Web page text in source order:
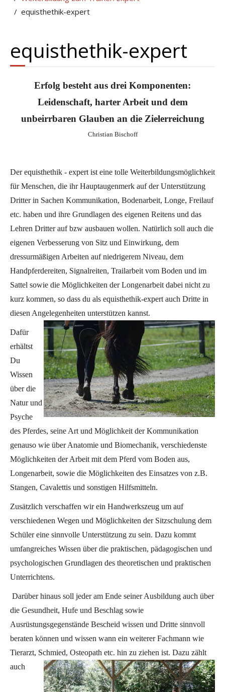
equisthethik-expert
equisthethik-expert
Erfolg besteht aus drei Komponenten:
Leidenschaft, harter Arbeit und dem
unbeirrbaren Glauben an die Zielerreichung
Christian Bischoff
Der equisthethik - expert ist eine tolle Weiterbildungsmöglichkeit
für Menschen, die ihr Hauptaugenmerk auf der Unterstützung
Dritter in Sachen Kommunikation, Bodenarbeit, Longe, Freilauf
etc. haben und ihre Grundlagen des eigenen Reitens und das
Lehren Dritter auf bzw ausbauen wollen. Natürlich soll auch die
eigenen Verbesserung von Sitz und Einwirkung, dem
dressurmäßigen Arbeiten auf niedrigerem Niveau, dem
Handpferdereiten, Signalreiten, Trailarbeit vom Boden und im
Sattel sowie die Möglichkeiten der Longenarbeit dabei nicht zu
kurz kommen, so dass du als equisthethik-expert auch Dritte in
diesen Angelegenheiten unterstützen kannst.
Dafür
erhältst
Du
Wissen
über die
Natur und
Psyche
des Pferdes, seine Art und Möglichkeit der Kommunikation
genauso wie über Anatomie und Biomechanik, verschiedenste
Möglichkeiten der Arbeit mit dem Pferd vom Boden aus,
Longenarbeit, sowie die Möglichkeiten des Einsatzes von z.B.
Stangen, Cavalettis und sonstigen Hilfsmitteln.
Zusätzlich verschaffen wir ein Handwerkszeug um auf
verschiedenen Wegen und Möglichkeiten der Sitzschulung dem
Schüler eine sinnvolle Unterstützung zu sein. Dazu kommt
umfangreiches Wissen über die praktischen, pädagogischen und
psychologischen Grundlagen des theoretischen und praktischen
Unterrichtens.
Darüber hinaus soll jeder am Ende seiner Ausbildung auch über
die Gesundheit, Hufe und Beschlag sowie
Ausrüstungsgegenstände Bescheid wissen und Dritte sinnvoll
beraten können und wissen wann ein weiterer Fachmann wie
Tierarzt, Schmied, Osteopath etc. hin zu ziehen ist. Dazu zählt
auch